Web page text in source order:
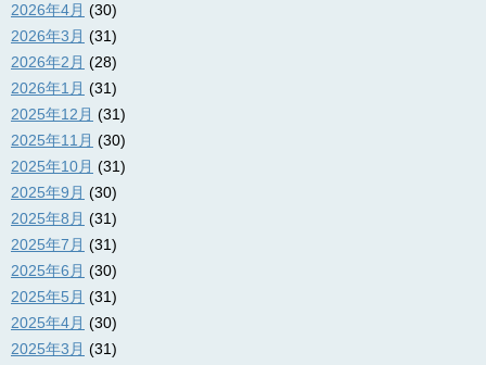
2026年4月 (30)
2026年3月 (31)
2026年2月 (28)
2026年1月 (31)
2025年12月 (31)
2025年11月 (30)
2025年10月 (31)
2025年9月 (30)
2025年8月 (31)
2025年7月 (31)
2025年6月 (30)
2025年5月 (31)
2025年4月 (30)
2025年3月 (31)